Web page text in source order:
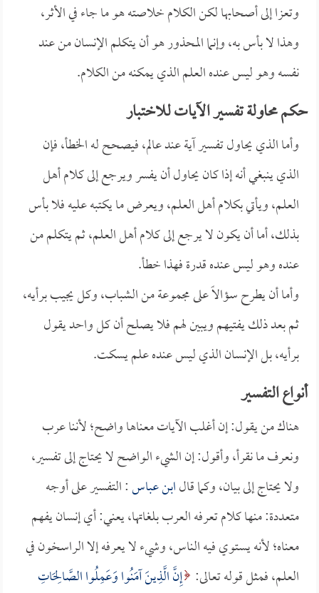
وتعزا إلى أصحابها لكن الكلام خلاصته هو ما جاء في الأثر،
وهذا لا بأس به، وإنما المحذور هو أن يتكلم الإنسان من عند
نفسه وهو ليس عنده العلم الذي يمكنه من الكلام.
حكم محاولة تفسير الآيات للاختبار
وأما الذي يحاول تفسير آية عند عالم، فيصحح له الخطأ، فإن
الذي ينبغي أنه إذا كان يحاول أن يفسر ويرجع إلى كلام أهل
العلم، ويأتي بكلام أهل العلم، ويعرض ما يكتبه عليه فلا بأس
بذلك، أما أن يكون لا يرجع إلى كلام أهل العلم، ثم يتكلم من
عنده وهو ليس عنده قدرة فهذا خطأ.
وأما أن يطرح سؤالاً على مجموعة من الشباب، وكل يجيب برأيه،
ثم بعد ذلك يفتيهم ويبين لهم فلا يصلح أن كل واحد يقول
برأيه، بل الإنسان الذي ليس عنده علم يسكت.
أنواع التفسير
هناك من يقول: إن أغلب الآيات معناها واضح؛ لأننا عرب
ونعرف ما نقرأ، وأقول: إن الشيء الواضح لا يحتاج إلى تفسير،
ولا يحتاج إلى بيان، وكما قالابن عباس: التفسير على أوجه
متعددة: منها كلام تعرفه العرب بلغاتها، يعني: أي إنسان يفهم
معناه؛ لأنه يستوي فيه الناس، وشيء لا يعرفه إلا الراسخون في
العلم، فمثل قوله تعالى: إِنَّ الَّذِينَ آمَنُوا وَعَمِلُوا الصَّالِحَاتِ